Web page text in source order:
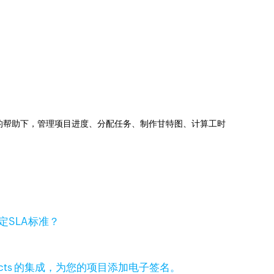
助下，管理项目进度、分配任务、制作甘特图、计算工时
SLA标准？
的集成，为您的项目添加电子签名。